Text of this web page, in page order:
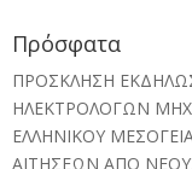
Πρόσφατα
ΠΡΟΣΚΛΗΣΗ
ΗΛΕΚΤΡΟΛΟΓΩΝ
ΕΛΛΗΝΙΚΟΥ
ΑΙΤΗΣΕΩΝ ΑΠΟ